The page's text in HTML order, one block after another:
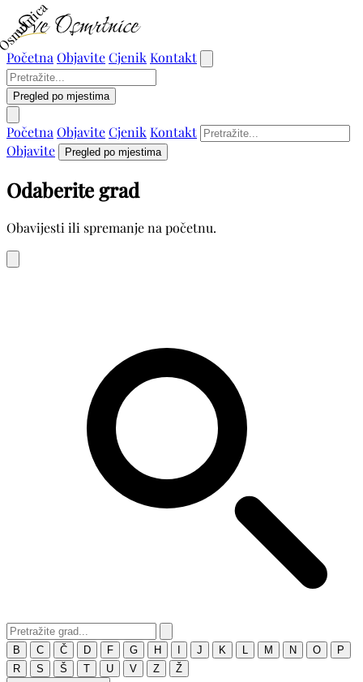
Početna ObjaviteCjenik Kontakt
Pregled po mjestima
Početna ObjaviteCjenik Kontakt
Objavite
Pregled po mjestima
Odaberite grad
Obavijesti ili spremanje na početnu.
B C Č D F G H J K M N O
P
R
S Š T U V Z Ž